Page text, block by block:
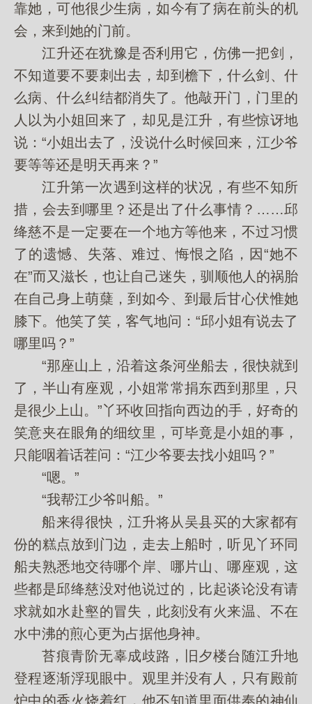
靠她，可他很少生病，如今有了病在前头的机
会，来到她的门前。
江升还在犹豫是否利用它，仿佛一把剑，
不知道要不要刺出去，却到檐下，什么剑、什
么病、什么纠结都消失了。他敲开门，门里的
人以为小姐回来了，却见是江升，有些惊讶地
说：“小姐出去了，没说什么时候回来，江少爷
要等等还是明天再来？”
江升第一次遇到这样的状况，有些不知所
措，会去到哪里？还是出了什么事情？……邱
绛慈不是一定要在一个地方等他来，不过习惯
了的遗憾、失落、难过、悔恨之陷，因“她不
在”而又滋长，也让自己迷失，驯顺他人的祸胎
在自己身上萌蘖，到如今、到最后甘心伏惟她
膝下。他笑了笑，客气地问：“邱小姐有说去了
哪里吗？”
“那座山上，沿着这条河坐船去，很快就到
了，半山有座观，小姐常常捐东西到那里，只
是很少上山。”丫环收回指向西边的手，好奇的
笑意夹在眼角的细纹里，可毕竟是小姐的事，
只能咽着话茬问：“江少爷要去找小姐吗？”
“嗯。”
“我帮江少爷叫船。”
船来得很快，江升将从吴县买的大家都有
份的糕点放到门边，走去上船时，听见丫环同
船夫熟悉地交待哪个岸、哪片山、哪座观，这
些都是邱绛慈没对他说过的，比起谈论没有请
求就如水赴壑的冒失，此刻没有火来温、不在
水中沸的煎心更为占据他身神。
苔痕青阶无辜成歧路，旧夕楼台随江升地
登程逐渐浮现眼中。观里并没有人，只有殿前
炉中的香火烧着红，他不知道里面供奉的神仙